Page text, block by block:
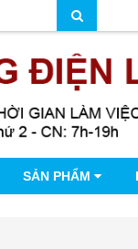
SẢN PHẨM